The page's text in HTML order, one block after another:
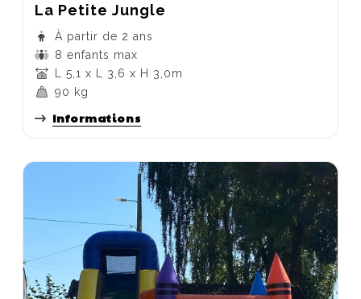
La Petite Jungle
À partir de 2 ans
8 enfants max
L 5,1 x L 3,6 x H 3,0m
90 kg
Informations